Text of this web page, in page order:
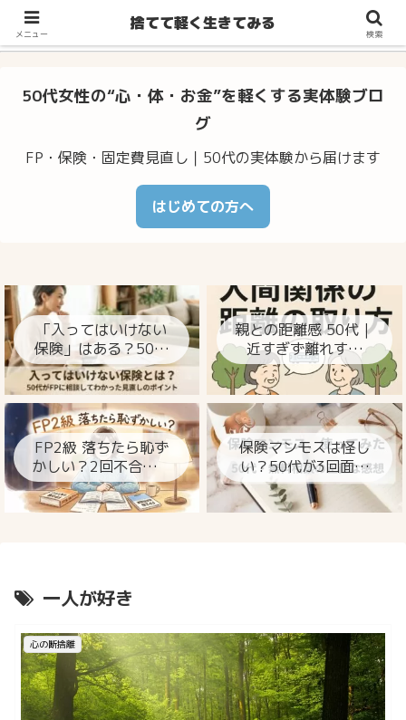
不安・体調のゆらぎ・お金の心配…50代からの暮らしをラクに整え
るヒント
50代女性の“心・体・お金”を軽くする実体験ブロ
グ
FP・保険・固定費見直し｜50代の実体験から届けます
はじめての方へ
「入ってはいけない
保険」はある？50代
がFPに相談してわか
った見直しのポイン
ト
親との距離感 50代｜
近すぎず離れすぎ
ず、心が楽になる整
FP2級 落ちたら恥ず
かしい？2回不合格の
私が今思うこと
保険マンモスは怪し
い？50代が3回面談
して分かった本当の
ところ
一人が好き
心の断捨離
メニュー
捨てて軽く生きてみる
検索